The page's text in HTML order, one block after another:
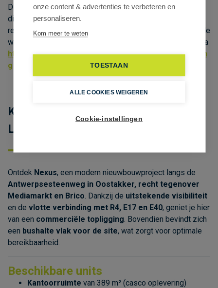
Dit pand kan onderhevig zijn aan de renovatieverplichting
die door de Vlaamse Overheid wordt opgelegd voor niet-
residentiële gebouwen. Consulteer voor meer informatie de
website van het Vlaams Energie- en Klimaatagentschap via
https://www.energiesparen.be/nr/renovatieverplichtin
g
Kantoor- en handelsruimte te koop in
Lochristi – Nieuwbouwproject Nexus
Ontdek Nexus, een modern nieuwbouwproject langs de
Antwerpsesteenweg in Oostakker, recht tegenover
Mediamarkt en Brico . Dankzij de uitstekende visibiliteit
en de vlotte verbinding met R4, E17 en E40, geniet je hier
van een commerciële topligging . Bovendien bevindt zich
een bushalte vlak voor de site, wat zorgt voor optimale
bereikbaarheid.
Beschikbare units
Kantoorruimte van 389 m² (casco oplevering)
onze content & advertenties te verbeteren en
personaliseren.
Kom meer te weten
TOESTAAN
ALLE COOKIES WEIGEREN
Cookie-instellingen